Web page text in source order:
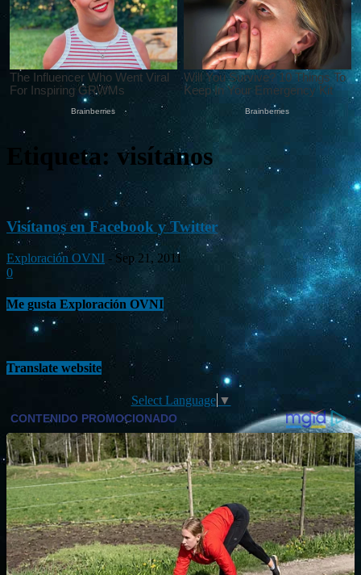
Etiqueta: visítanos
Visítanos en Facebook y Twitter
Exploración OVNI - Sep 21, 2011
0
Me gusta Exploración OVNI
Translate website
Select Language ▼